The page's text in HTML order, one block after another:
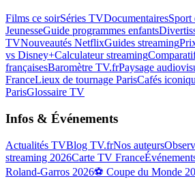
Films ce soirSéries TVDocumentairesSport
JeunesseGuide programmes enfants
TVNouveautés NetflixGuides streaming
vs Disney+Calculateur streaming
françaisesBaromètre TV.frPaysage
FranceLieux de tournage ParisCafés
ParisGlossaire TV
Infos & Événements
Actualités TVBlog TV.frNos auteurs
streaming 2026Carte TV France
Roland-Garros 2026⚽ Coupe du Monde